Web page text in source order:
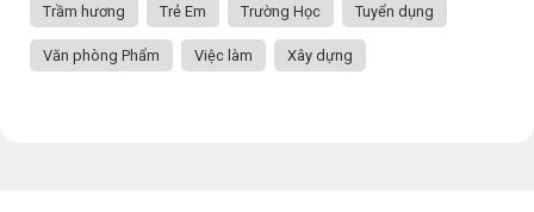
Trầm hương Trẻ Em Trường Học Tuyển dụng
Văn phòng Phẩm Việc làm Xây dựng